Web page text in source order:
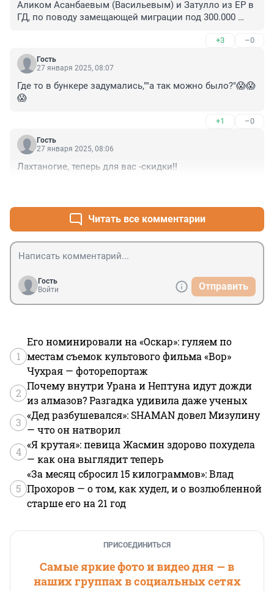
Аликом Асанбаевым (Васильевым) и Затулло из ЕР в
ГД, по поводу замещающей миграции под 300.000
+3 –0
Гость
27 января 2025, 08:07
Где то в бункере задумались,""а так можно было?"😱😱
😱
+1 –0
Гость
27 января 2025, 08:06
Лахтаногие, теперь для вас -скидки!!
Читать все комментарии
Гость
Войти
Отправить
1
Его номинировали на «Оскар»: гуляем по
местам съемок культового фильма «Вор»
Чухрая — фоторепортаж
2
Почему внутри Урана и Нептуна идут дожди
из алмазов? Разгадка удивила даже ученых
3
«Дед разбушевался»: SHAMAN довел Мизулину
— что он натворил
4
«Я крутая»: певица Жасмин здорово похудела
— как она выглядит теперь
5
«За месяц сбросил 15 килограммов»: Влад
Прохоров — о том, как худел, и о возлюбленной
старше его на 21 год
ПРИСОЕДИНИТЬСЯ
Самые яркие фото и видео дня — в
наших группах в социальных сетях